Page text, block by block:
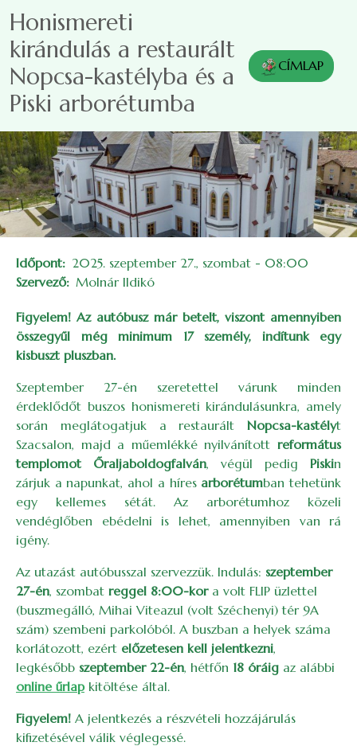
Honismereti
kirándulás a restaurált
Nopcsa-kastélyba és a
Piski arborétumba
CÍMLAP
Időpont
2025. szeptember 27., szombat - 08:00
Szervező Molnár Ildikó
Figyelem! Az autóbusz már betelt, viszont amennyiben
összegyűl még minimum 17 személy, indítunk egy
kisbuszt pluszban.
Szeptember 27-én szeretettel várunk minden
érdeklődőt buszos honismereti kirándulásunkra, amely
során meglátogatjuk a restaurált Nopcsa-kastélyt
Szacsalon, majd a műemlékké nyilvánított református
templomot Őraljaboldogfalván, végül pedig Piskin
zárjuk a napunkat, ahol a híres arborétumban tehetünk
egy kellemes sétát. Az arborétumhoz közeli
vendéglőben ebédelni is lehet, amennyiben van rá
igény.
Az utazást autóbusszal szervezzük. Indulás: szeptember
27-én, szombat reggel 8:00-kora volt FLIP üzlettel
(buszmegálló, Mihai Viteazul (volt Széchenyi) tér 9A
szám) szembeni parkolóból. A buszban a helyek száma
korlátozott, ezért előzetesen kell jelentkezni,
legkésőbb szeptember 22-én, hétfőn 18 óráig az alábbi
online űrlapkitöltése által.
Figyelem! A jelentkezés a részvételi hozzájárulás
kifizetésével válik véglegessé.